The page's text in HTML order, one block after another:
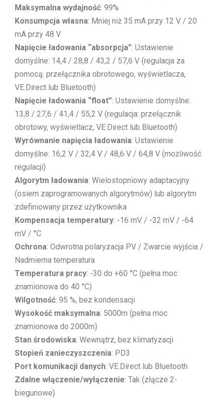
Maksymalna wydajność: 99%
Konsumpcja własna: Mniej niż 35 mA przy 12 V / 20
mA przy 48 V
Napięcie ładowania “absorpcja”: Ustawienie
domyślne: 14,4 / 28,8 / 43,2 / 57,6 V (regulacja za
pomocą: przełącznika obrotowego, wyświetlacza,
VE.Direct lub Bluetooth)
Napięcie ładowania “float”: Ustawienie domyślne:
13,8 / 27,6 / 41,4 / 55,2 V (regulacja: przełącznik
obrotowy, wyświetlacz, VE.Direct lub Bluetooth)
Wyrównanie napięcia ładowania: Ustawienie
domyślne: 16,2 V / 32,4 V / 48,6 V / 64,8 V (możliwość
regulacji)
Algorytm ładowania: Wielostopniowy adaptacyjny
(osiem zaprogramowanych algorytmów) lub algorytm
zdefiniowany przez użytkownika
Kompensacja temperatury: -16 mV / -32 mV / -64
mV / °C
Ochrona: Odwrotna polaryzacja PV / Zwarcie wyjścia /
Nadmierna temperatura
Temperatura pracy: -30 do +60 °C (pełna moc
znamionowa do 40 °C)
Wilgotność: 95 %, bez kondensacji
Wysokość maksymalna: 5000m (pełna moc
znamionowa do 2000m)
Stan środowiska: Wewnątrz, bez klimatyzacji
Stopień zanieczyszczenia: PD3
Port komunikacji danych: VE.Direct lub Bluetooth
Zdalne włączenie/wyłączenie: Tak (złącze 2-
biegunowe)